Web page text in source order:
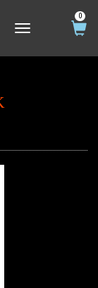
TOGGLE NAVIGATION
0